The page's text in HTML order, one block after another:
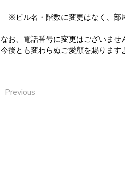
※ビル名・階数に変更はなく、部
なお、電話番号に変更はございませ
今後とも変わらぬご愛顧を賜ります
Previous